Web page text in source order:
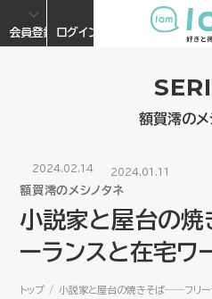
会員登録 ログイン
額賀澪のメ
2024.02.14 2024.01.11
額賀澪のメシノタネ
小説家と屋台の
ーランスと在宅ワ
トップ 小説家と屋台の焼きそば――フリー